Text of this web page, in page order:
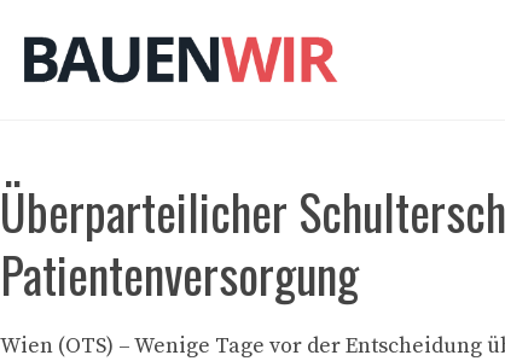
Inhalt
springen
Überparteilicher
Patientenversorgung
Wien (OTS) – Wenige Tage vor der Entscheidung